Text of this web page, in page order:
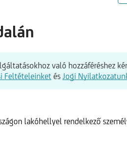
való hozzáféréshez
Feltételeinketés Jogi
lakóhellyel rendelkező